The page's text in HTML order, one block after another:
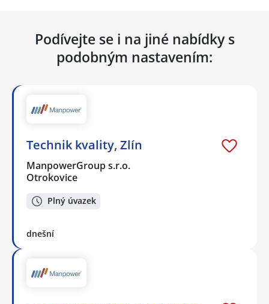
Podívejte se i na jiné nabídky s
podobným nastavením:
Technik kvality, Zlín
ManpowerGroup s.r.o.
Otrokovice
Plný úvazek
dnešní